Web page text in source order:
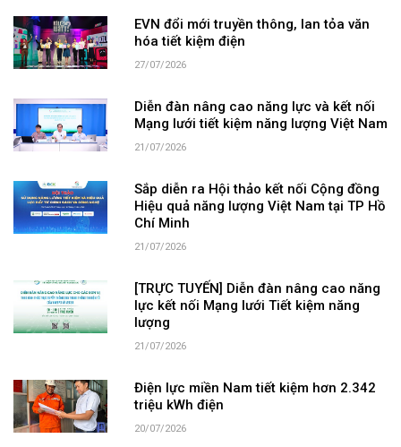
EVN đổi mới truyền thông, lan tỏa văn
hóa tiết kiệm điện
27/07/2026
Diễn đàn nâng cao năng lực và kết nối
Mạng lưới tiết kiệm năng lượng Việt Nam
21/07/2026
Sắp diễn ra Hội thảo kết nối Cộng đồng
Hiệu quả năng lượng Việt Nam tại TP Hồ
Chí Minh
21/07/2026
[TRỰC TUYẾN] Diễn đàn nâng cao năng
lực kết nối Mạng lưới Tiết kiệm năng
lượng
21/07/2026
Điện lực miền Nam tiết kiệm hơn 2.342
triệu kWh điện
20/07/2026